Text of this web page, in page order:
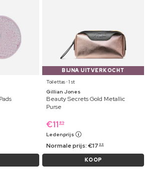
BIJNA UITVERKOCHT
Toilettas ⋅ 1 st
Gillian Jones
Beauty Secrets Gold Metallic
Purse
€11 89
Ledenprijs
Normale prijs:€17 99
KOOP